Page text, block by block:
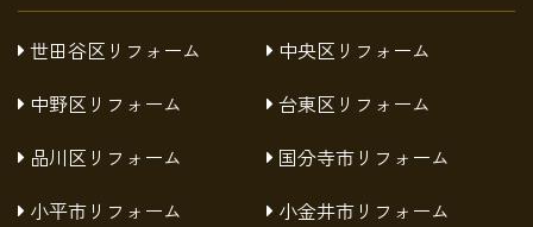
世田谷区リフォーム
中央区リフォーム
中野区リフォーム
台東区リフォーム
品川区リフォーム
国分寺市リフォーム
小平市リフォーム
小金井市リフォーム